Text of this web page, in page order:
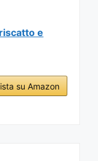
e
su Amazon